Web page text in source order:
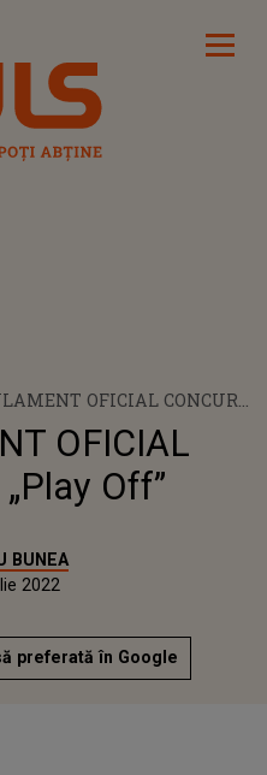
OFICIAL CONCURS
OFF” OFICIAL
Off”
BUNEA
2022
preferată în Google